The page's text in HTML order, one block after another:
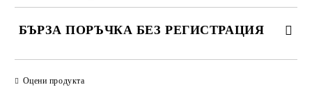
БЪРЗА ПОРЪЧКА БЕЗ РЕГИСТРАЦИЯ
Оцени продукта